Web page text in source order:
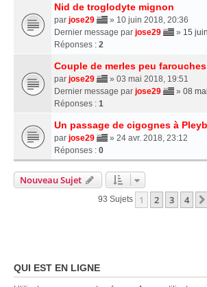
Nid de troglodyte mignon
par jose29
» 10 juin 2018, 20:36
Dernier message par jose29 » 15
Réponses : 2
Couple de merles peu farouches
par jose29
» 03 mai 2018, 19:51
Dernier message par jose29 » 08
Réponses : 1
Un passage de cigognes à
par jose29
» 24 avr. 2018, 23:12
Réponses : 0
Nouveau Sujet
93 Sujets 1 2 3 4
QUI EST EN LIGNE